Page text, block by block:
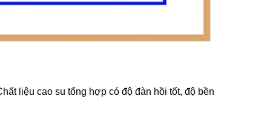
liệu cao su tổng hợp có độ đàn hồi tốt, độ bền